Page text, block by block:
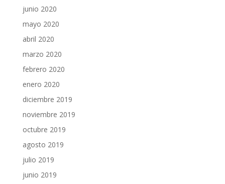
junio 2020
mayo 2020
abril 2020
marzo 2020
febrero 2020
enero 2020
diciembre 2019
noviembre 2019
octubre 2019
agosto 2019
julio 2019
junio 2019